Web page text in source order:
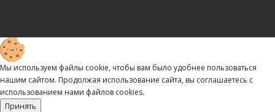
Мы используем файлы cookie, чтобы вам было удобнее пользоваться
нашим сайтом. Продолжая использование сайта, вы соглашаетесь c
использованием нами файлов cookies.
Принять